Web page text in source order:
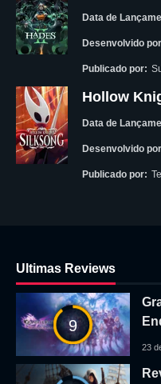
Data de
Desenvolvido
Publicado por:
Hollow
Data de
Desenvolvido
Publicado por:
Ultimas Reviews
9
23